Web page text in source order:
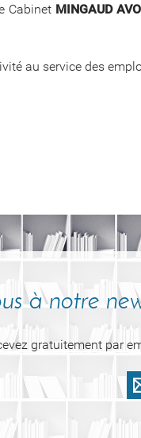
Cabinet MINGAUD
au service des
à notre
gratuitement par